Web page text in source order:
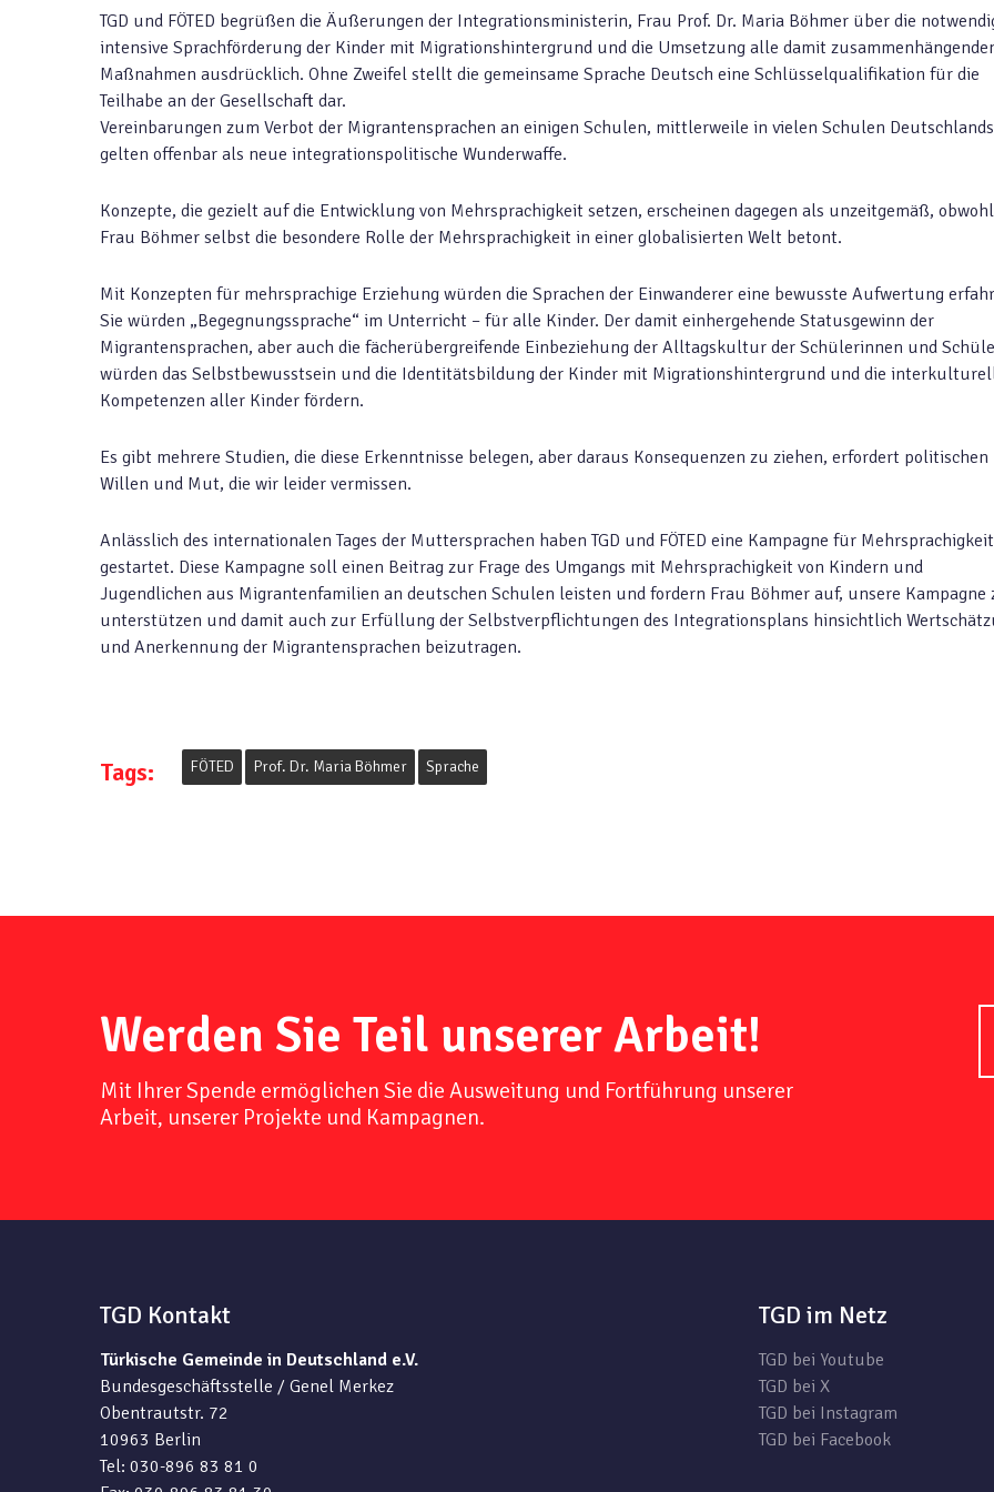
TGD und FÖTED begrüßen die Äußerungen der Integrationsministerin, Frau Prof. Dr. Maria Böhmer über die
intensive Sprachförderung der Kinder mit Migrationshintergrund und die Umsetzung alle damit
Maßnahmen ausdrücklich. Ohne Zweifel stellt die gemeinsame Sprache Deutsch eine Schlüsselqualifikation für die
Teilhabe an der Gesellschaft dar.
Vereinbarungen zum Verbot der Migrantensprachen an einigen Schulen, mittlerweile in vielen Schulen
gelten offenbar als neue integrationspolitische Wunderwaffe.
Konzepte, die gezielt auf die Entwicklung von Mehrsprachigkeit setzen, erscheinen dagegen als unzeitgemäß,
Frau Böhmer selbst die besondere Rolle der Mehrsprachigkeit in einer globalisierten Welt betont.
Mit Konzepten für mehrsprachige Erziehung würden die Sprachen der Einwanderer eine bewusste Aufwertung
Sie würden „Begegnungssprache“ im Unterricht – für alle Kinder. Der damit einhergehende Statusgewinn der
Migrantensprachen, aber auch die fächerübergreifende Einbeziehung der Alltagskultur der Schülerinnen und
würden das Selbstbewusstsein und die Identitätsbildung der Kinder mit Migrationshintergrund und die
Kompetenzen aller Kinder fördern.
Es gibt mehrere Studien, die diese Erkenntnisse belegen, aber daraus Konsequenzen zu ziehen, erfordert politischen
Willen und Mut, die wir leider vermissen.
Anlässlich des internationalen Tages der Muttersprachen haben TGD und FÖTED eine Kampagne für Mehrsprachigkeit
gestartet. Diese Kampagne soll einen Beitrag zur Frage des Umgangs mit Mehrsprachigkeit von Kindern und
Jugendlichen aus Migrantenfamilien an deutschen Schulen leisten und fordern Frau Böhmer auf, unsere Kampagne
unterstützen und damit auch zur Erfüllung der Selbstverpflichtungen des Integrationsplans hinsichtlich
und Anerkennung der Migrantensprachen beizutragen.
Tags: FÖTED Prof. Dr. Maria Böhmer Sprache
Werden Sie Teil unserer Arbeit!
Mit Ihrer Spende ermöglichen Sie die Ausweitung und Fortführung unserer
Arbeit, unserer Projekte und Kampagnen.
TGD Kontakt
Türkische Gemeinde in Deutschland e.V.
Bundesgeschäftsstelle / Genel Merkez
Obentrautstr. 72
10963 Berlin
Tel: 030-896 83 81 0
TGD im Netz
TGD bei Youtube
TGD bei X
TGD bei Instagram
TGD bei Facebook